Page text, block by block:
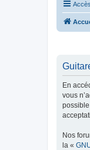
En
vous
Nos
la «